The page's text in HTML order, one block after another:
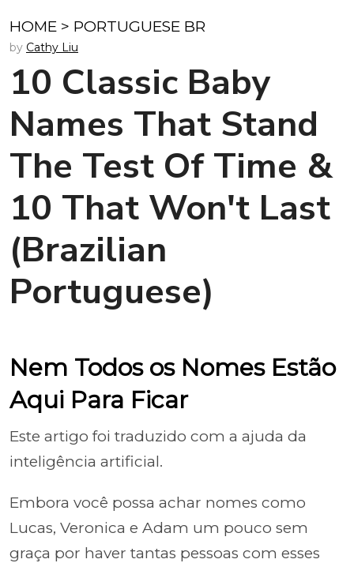
HOME > PORTUGUESE BR
by Cathy Liu
10 Classic Baby
Names That Stand
The Test Of Time &
10 That Won't Last
(Brazilian
Portuguese)
Nem Todos os Nomes Estão
Aqui Para Ficar
Este artigo foi traduzido com a ajuda da
inteligência artificial.
Embora você possa achar nomes como
Lucas, Veronica e Adam um pouco sem
graça por haver tantas pessoas com esses